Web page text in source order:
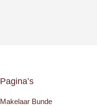
Pagina’s
Makelaar Bunde